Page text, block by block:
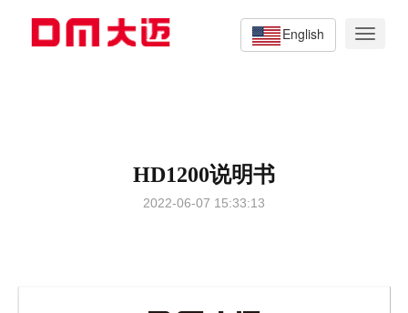
Toggle
English
HD1200说明书
2022-06-07 15:33:13